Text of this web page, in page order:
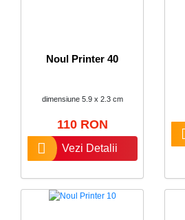
Noul Printer 40
dimensiune 5.9 x 2.3 cm
110 RON
Vezi Detalii